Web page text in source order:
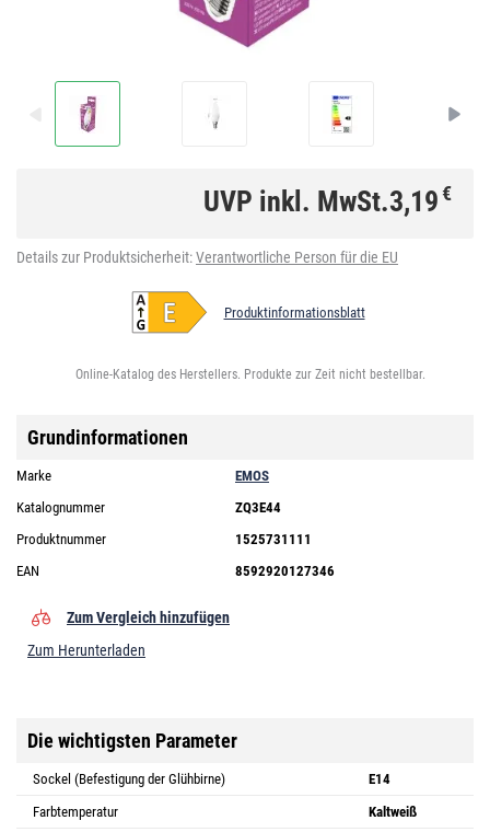
UVP inkl. MwSt.3,19€
Details zur Produktsicherheit:Verantwortliche Person für die EU
Produktinformationsblatt
Online-Katalog des Herstellers. Produkte zur Zeit nicht bestellbar.
Grundinformationen
Marke
EMOS
Katalognummer
ZQ3E44
Produktnummer
1525731111
EAN
8592920127346
Zum Vergleich hinzufügen
Zum Herunterladen
Die wichtigsten Parameter
Sockel (Befestigung der Glühbirne)
E14
Farbtemperatur
Kaltweiß